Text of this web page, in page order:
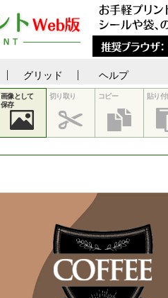
グリッド ヘルプ
画像として
保存
切り取り コピー 貼り付